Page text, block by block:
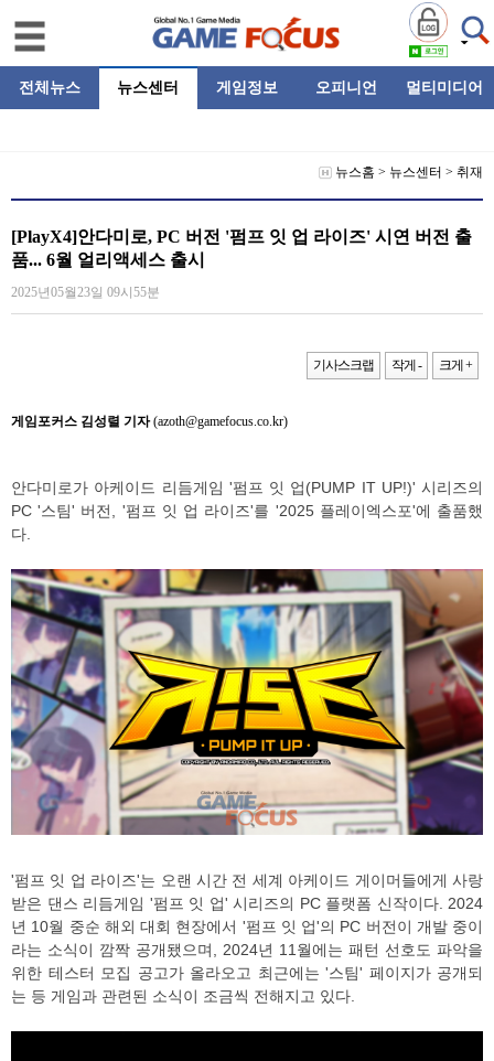
전체뉴스 뉴스센터 게임정보 오피니언 멀티미디어
뉴스홈 > 뉴스센터 > 취재
[PlayX4]안다미로, PC 버전 '펌프 잇 업 라이즈' 시연 버전 출
품... 6월 얼리액세스 출시
2025년05월23일 09시55분
기사스크랩 작게 - 크게 +
게임포커스 김성렬 기자(azoth@gamefocus.co.kr)
안다미로가 아케이드 리듬게임 '펌프 잇 업(PUMP IT UP!)' 시리즈의
PC '스팀' 버전, '펌프 잇 업 라이즈'를 '2025 플레이엑스포'에 출품했
다.
'펌프 잇 업 라이즈'는 오랜 시간 전 세계 아케이드 게이머들에게 사랑
받은 댄스 리듬게임 '펌프 잇 업' 시리즈의 PC 플랫폼 신작이다. 2024
년 10월 중순 해외 대회 현장에서 '펌프 잇 업'의 PC 버전이 개발 중이
라는 소식이 깜짝 공개됐으며, 2024년 11월에는 패턴 선호도 파악을
위한 테스터 모집 공고가 올라오고 최근에는 '스팀' 페이지가 공개되
는 등 게임과 관련된 소식이 조금씩 전해지고 있다.